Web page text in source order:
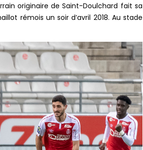
originaire de Saint-Doulchard fait sa
rémois un soir d’avril 2018. Au stade